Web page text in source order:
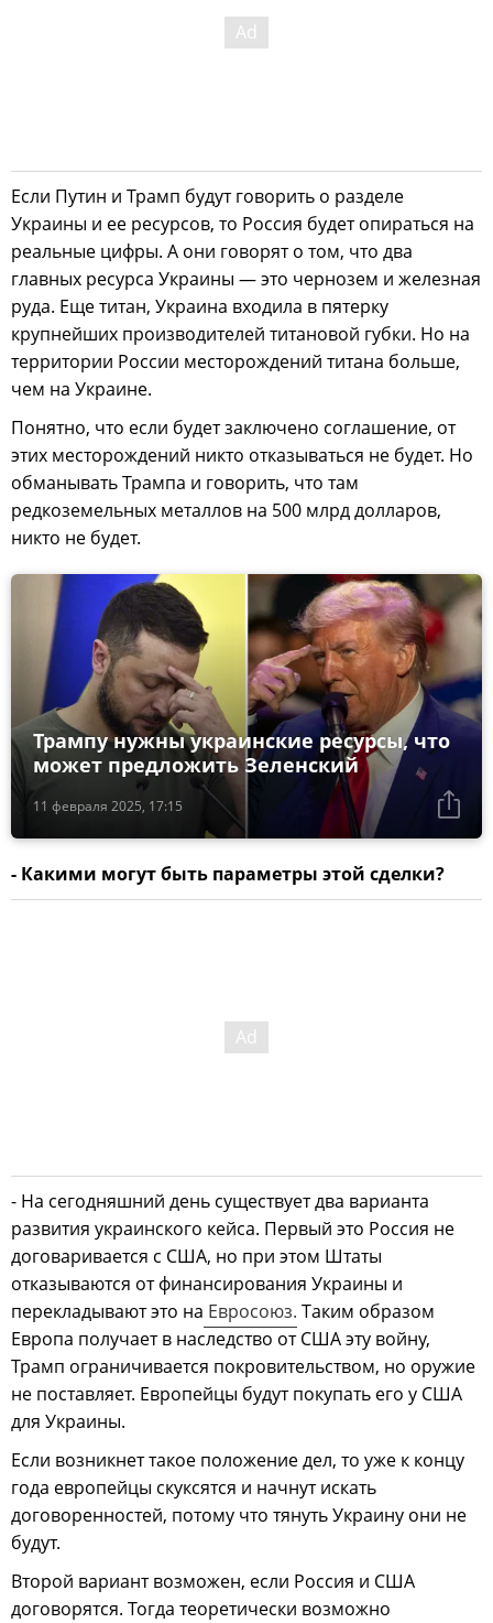
Если Путин и Трамп будут говорить о разделе
Украины и ее ресурсов, то Россия будет опираться на
реальные цифры. А они говорят о том, что два
главных ресурса Украины — это чернозем и железная
руда. Еще титан, Украина входила в пятерку
крупнейших производителей титановой губки. Но на
территории России месторождений титана больше,
чем на Украине.
Понятно, что если будет заключено соглашение, от
этих месторождений никто отказываться не будет. Но
обманывать Трампа и говорить, что там
редкоземельных металлов на 500 млрд долларов,
никто не будет.
11 февраля 2025, 17:15
Трампу нужны украинские ресурсы, что
может предложить Зеленский
- Какими могут быть параметры этой сделки?
- На сегодняшний день существует два варианта
развития украинского кейса. Первый это Россия не
договаривается с США, но при этом Штаты
отказываются от финансирования Украины и
перекладывают это на Евросоюз. Таким образом
Европа получает в наследство от США эту войну,
Трамп ограничивается покровительством, но оружие
не поставляет. Европейцы будут покупать его у США
для Украины.
Если возникнет такое положение дел, то уже к концу
года европейцы скуксятся и начнут искать
договоренностей, потому что тянуть Украину они не
будут.
Второй вариант возможен, если Россия и США
договорятся. Тогда теоретически возможно